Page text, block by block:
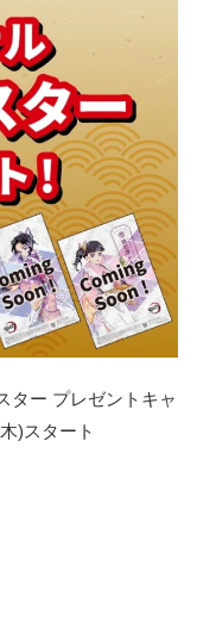
ター プレゼントキャ
)スタート